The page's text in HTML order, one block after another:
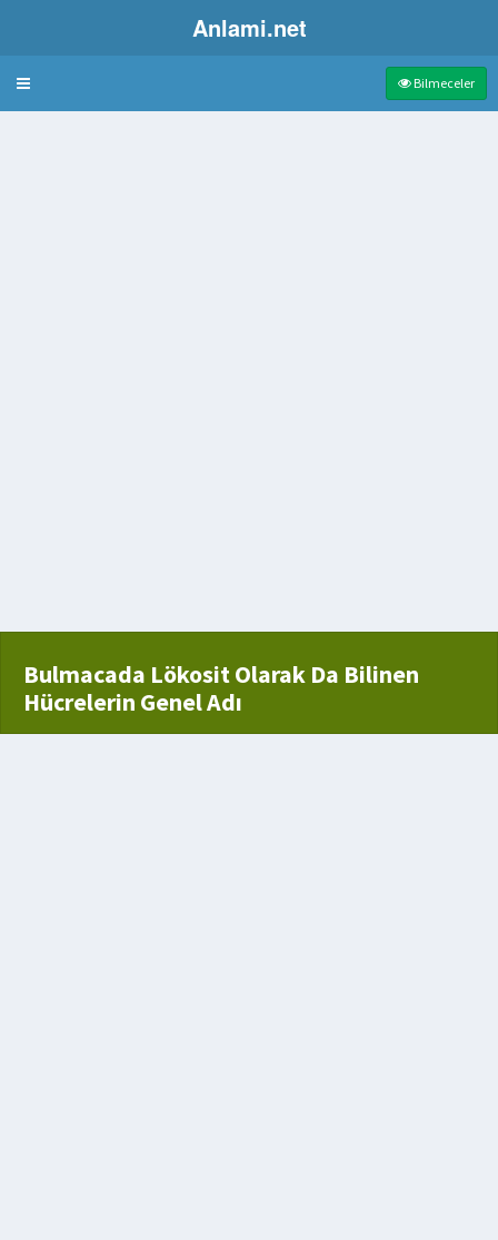
Anlami.net
Bulmaca Bilmeceler
Bulmacada Lökosit Olarak Da Bilinen
Hücrelerin Genel Adı